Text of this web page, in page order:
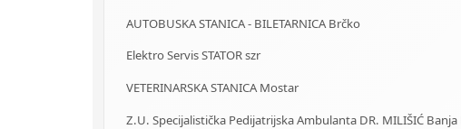
AUTOBUSKA STANICA - BILETARNICA Brčko
Elektro Servis STATOR szr
VETERINARSKA STANICA Mostar
Z.U. Specijalistička Pedijatrijska Ambulanta DR. MILIŠIĆ Banja